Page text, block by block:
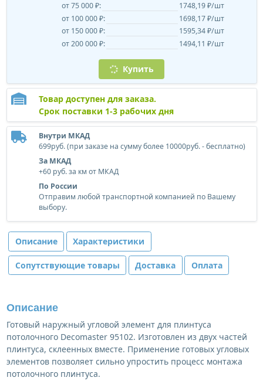
от 75 000 ₽:
1748,19 ₽/шт
от 100 000 ₽:
1698,17 ₽/шт
от 150 000 ₽:
1595,34 ₽/шт
от 200 000 ₽:
1494,11 ₽/шт
Купить
Товар доступен для заказа.
Срок поставки 1-3 рабочих дня
Внутри МКАД
699руб. (при заказе на сумму более 10000руб. - бесплатно)
За МКАД
+60 руб. за км от МКАД
По России
Отправим любой транспортной компанией по Вашему
выбору.
Описание Характеристики
Сопутствующие товары Доставка Оплата
Описание
Готовый наружный угловой элемент для плинтуса
потолочного Decomaster 95102. Изготовлен из двух частей
плинтуса, склеенных вместе. Применение готовых угловых
элементов позволяет сильно упростить процесс монтажа
потолочного плинтуса.